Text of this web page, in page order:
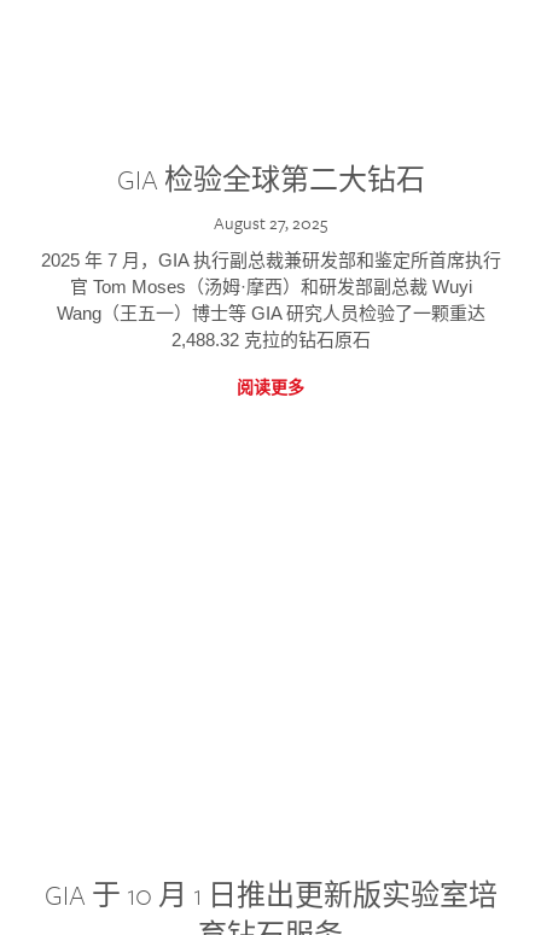
GIA 检验全球第二大钻石
August 27, 2025
2025 年 7 月，GIA 执行副总裁兼研发部和鉴定所首席执行
官 Tom Moses（汤姆·摩西）和研发部副总裁 Wuyi
Wang（王五一）博士等 GIA 研究人员检验了一颗重达
2,488.32 克拉的钻石原石
阅读更多
GIA 于 10 月 1 日推出更新版实验室培